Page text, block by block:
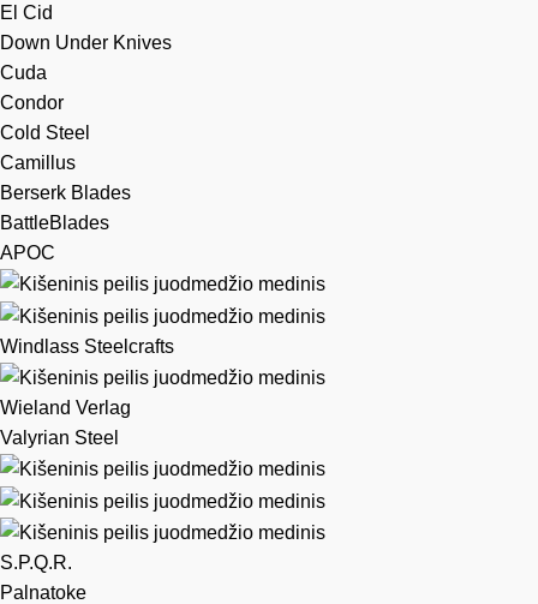
El Cid
Down Under Knives
Cuda
Condor
Cold Steel
Camillus
Berserk Blades
BattleBlades
APOC
Windlass Steelcrafts
Wieland Verlag
Valyrian Steel
S.P.Q.R.
Palnatoke